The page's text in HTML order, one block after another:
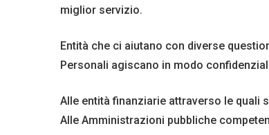
miglior servizio.
Entità che ci aiutano con diverse
Personali agiscano in modo
Alle entità finanziarie attraverso le quali
Alle Amministrazioni pubbliche